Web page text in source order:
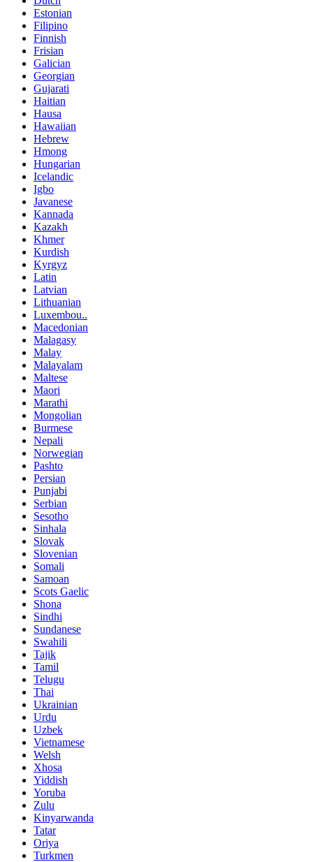
Estonian
Filipino
Finnish
Frisian
Galician
Georgian
Gujarati
Haitian
Hausa
Hawaiian
Hebrew
Hmong
Hungarian
Icelandic
Igbo
Javanese
Kannada
Kazakh
Khmer
Kurdish
Kyrgyz
Latin
Latvian
Lithuanian
Luxembou..
Macedonian
Malagasy
Malay
Malayalam
Maltese
Maori
Marathi
Mongolian
Burmese
Nepali
Norwegian
Pashto
Persian
Punjabi
Serbian
Sesotho
Sinhala
Slovak
Slovenian
Somali
Samoan
Scots Gaelic
Shona
Sindhi
Sundanese
Swahili
Tajik
Tamil
Telugu
Thai
Ukrainian
Urdu
Uzbek
Vietnamese
Welsh
Xhosa
Yiddish
Yoruba
Zulu
Kinyarwanda
Tatar
Oriya
Turkmen